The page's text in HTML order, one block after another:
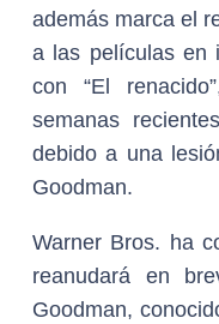
además marca el
a las películas en
con “El
semanas
debido a una
Goodman.
Warner Bros. ha
reanudará en
Goodman,